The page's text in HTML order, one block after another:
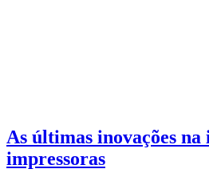
As últimas inovações
impressoras